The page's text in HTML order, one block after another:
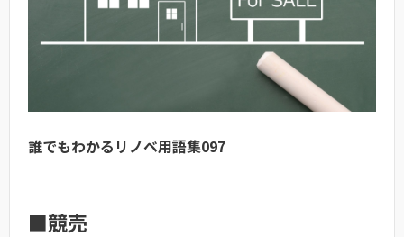
誰でもわかるリノベ用語集097
■競売